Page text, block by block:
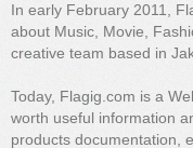
In early February 2011,
about Music, Movie,
creative team based in
Today, Flagig.com is a
worth useful information
products documentation,